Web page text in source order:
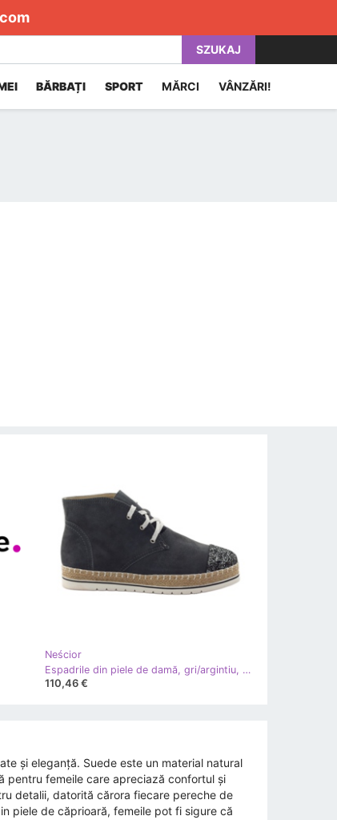
SZUKAJ
BĂRBAȚI SPORT MĂRCI VÂNZĂRI!
Neścior
Espadrile din piele de damă, gri/argintiu, Neścior
110,46 €
și eleganță. Suede este un material natural
pentru femeile care apreciază confortul și
detalii, datorită cărora fiecare pereche de
piele de căprioară, femeile pot fi sigure că